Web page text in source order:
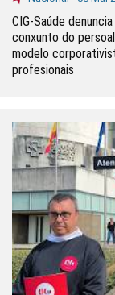
CIG-Saúde
conxunto do
modelo
profesionais